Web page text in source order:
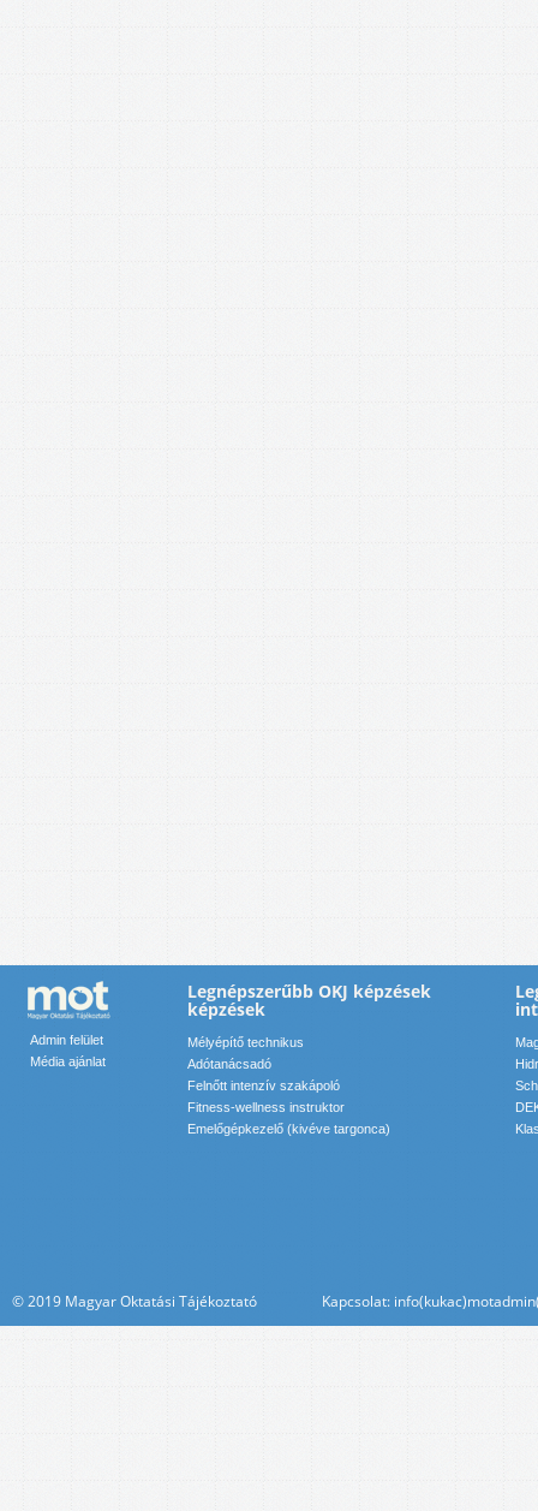
Admin felület
Média ajánlat
Legnépszerűbb OKJ képzések
képzések
Mélyépítő technikus
Adótanácsadó
Felnőtt intenzív szakápoló
Fitness-wellness instruktor
Emelőgépkezelő (kivéve targonca)
© 2019 Magyar Oktatási Tájékoztató Kapcsolat: